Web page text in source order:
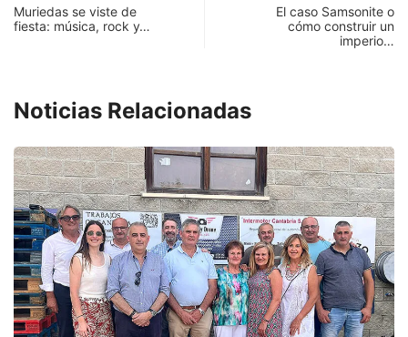
Muriedas se viste de
fiesta: música, rock y…
El caso Samsonite o
cómo construir un
imperio…
Noticias Relacionadas